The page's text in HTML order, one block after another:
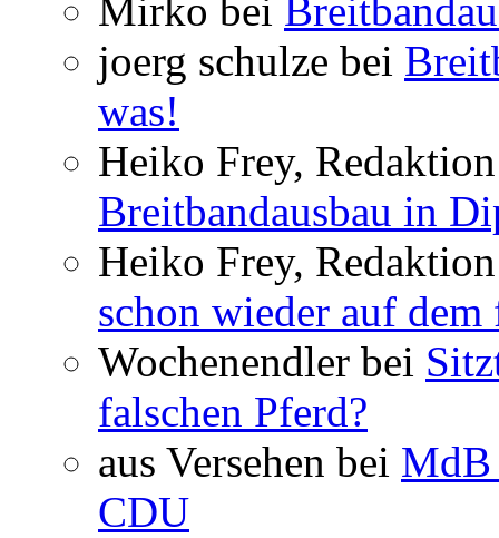
Mirko bei
joerg schulze bei
was!
Heiko Frey,
Breitbandausbau in
Heiko Frey,
schon wieder auf dem
Wochenendler bei
falschen Pferd?
aus Versehen bei MdB
CDU